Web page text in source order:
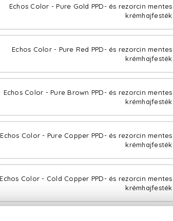
Echos Color - Pure Gold PPD- és rezorcin mentes
krémhajfesték
Echos Color - Pure Red PPD- és rezorcin mentes
krémhajfesték
Echos Color - Pure Brown PPD- és rezorcin mentes
krémhajfesték
Echos Color - Pure Copper PPD- és rezorcin mentes
krémhajfesték
Echos Color - Cold Copper PPD- és rezorcin mentes
krémhajfesték